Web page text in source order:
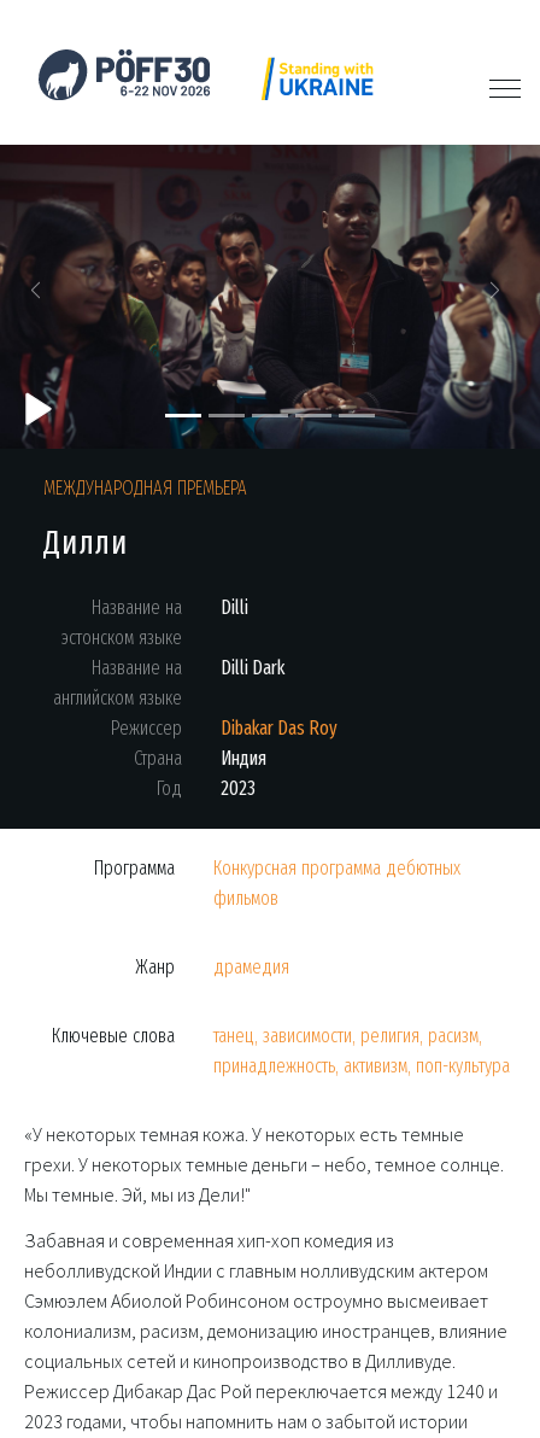
Previous Next
МЕЖДУНАРОДНАЯ ПРЕМЬЕРА
Дилли
Название на
эстонском языке
Dilli
Название на
английском языке
Dilli Dark
Режиссер
Dibakar Das Roy
Страна
Индия
Год
2023
Программа
Конкурсная программа дебютных
фильмов
Жанр драмедия
Ключевые слова
танец, зависимости, религия, расизм,
принадлежность, активизм, поп-культура
«У некоторых темная кожа. У некоторых есть темные
грехи. У некоторых темные деньги – небо, темное солнце.
Мы темные. Эй, мы из Дели!"
Забавная и современная хип-хоп комедия из
неболливудской Индии с главным нолливудским актером
Сэмюэлем Абиолой Робинсоном остроумно высмеивает
колониализм, расизм, демонизацию иностранцев, влияние
социальных сетей и кинопроизводство в Дилливуде.
Режиссер Дибакар Дас Рой переключается между 1240 и
2023 годами, чтобы напомнить нам о забытой истории